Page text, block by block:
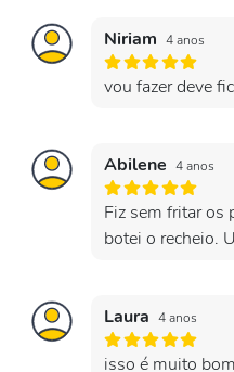
Niriam 4 anos
vou fazer deve
Abilene 4 anos
Fiz sem fritar os
botei o recheio.
Laura 4 anos
isso é muito